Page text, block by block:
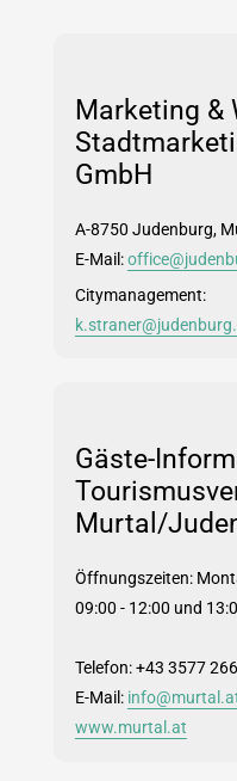
Marketing &
GmbH
A-8750 Judenburg,
E-Mail:
Citymanagement:
Gäste-
Murtal/
Öffnungszeiten:
09:00 - 12:00 und
Telefon: +43 3577
E-Mail:
www.murtal.at